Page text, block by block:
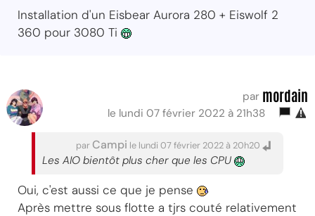
Installation d'un Eisbear Aurora 280 + Eiswolf 2
360 pour 3080 Ti
par mordain
le lundi 07 février 2022 à 21h38
par Campi le lundi 07 février 2022 à 20h20
Les AIO bientôt plus cher que les CPU
Oui, c'est aussi ce que je pense
Après mettre sous flotte a tjrs couté relativement